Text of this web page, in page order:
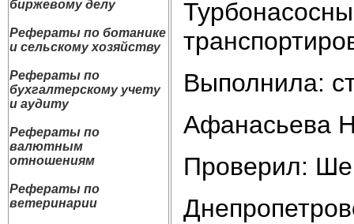
биржевому делу
Рефераты по ботанике
и сельскому хозяйству
Рефераты по
бухгалтерскому учету
и аудиту
Рефераты по
валютным
отношениям
Рефераты по
ветеринарии
Выполнила:
Афанасьева
Проверил: